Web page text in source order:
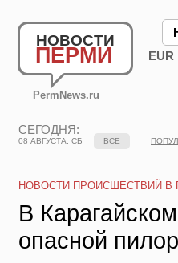
НОВОСТИ
ПЕРМИ
PermNews.ru
СЕГОДНЯ:
08 АВГУСТА, СБ ВСЕ
НОВОСТИ ПРОИСШЕСТВИЙ В
В
опасной